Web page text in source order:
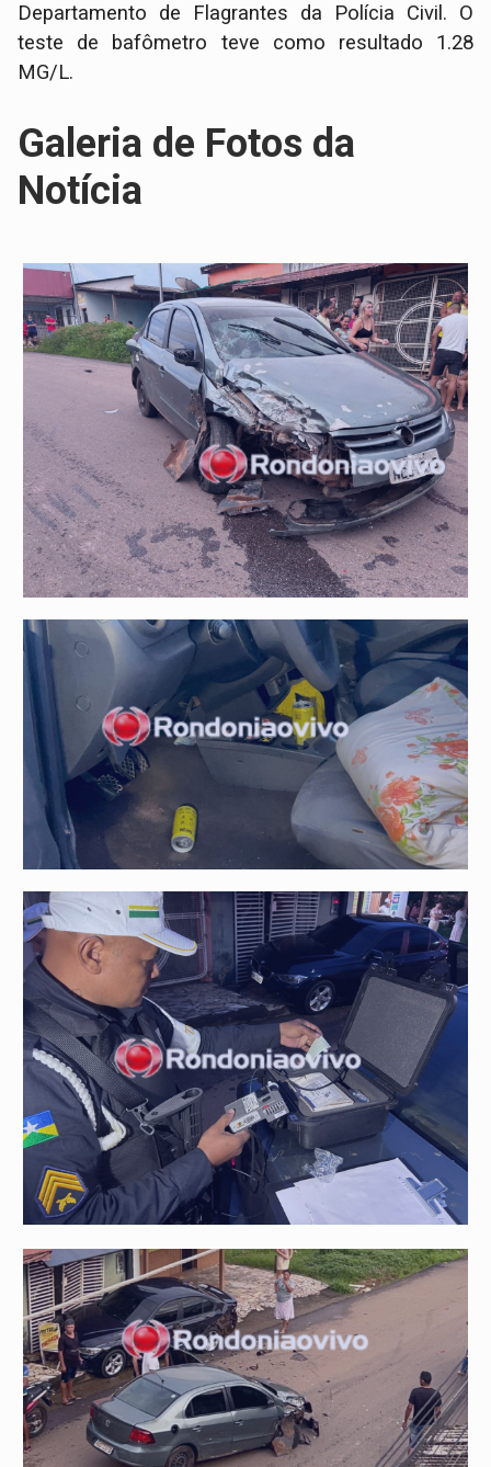
Departamento de Flagrantes da Polícia Civil. O
teste de bafômetro teve como resultado 1.28
MG/L.
Galeria de Fotos da
Notícia